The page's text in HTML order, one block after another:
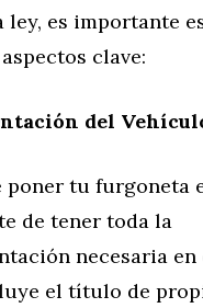
ley, es importante
clave:
del
poner tu furgoneta
de tener toda la
necesaria en
el título de